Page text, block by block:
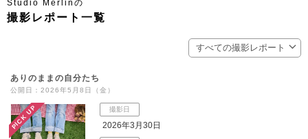
ブログ
アクセス/TEL
こだわりポイント
Studio Merlinの
撮影レポート一覧
すべての撮影レポート
ありのままの自分たち
公開日：2026年5月8日（金）
PICK UP 撮影日
2026年3月30日